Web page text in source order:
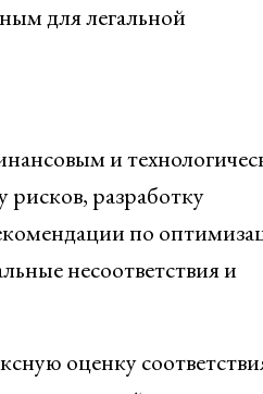
для легальной
и
разработку
по
несоответствия и
оценку